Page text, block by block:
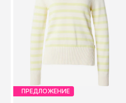
ПРЕДЛОЖЕНИЕ